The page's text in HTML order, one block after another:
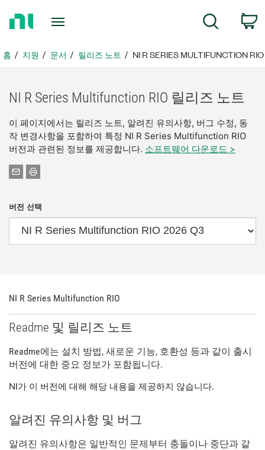
지
홈 지원 문서 릴리즈 노트 NI R SERIES MULTIFUNCTION RIO
NI R Series Multifunction RIO 릴리즈 노트
이 페이지에서는 릴리즈 노트, 알려진 유의사항, 버그 수정, 동
작 변경사항을 포함하여 특정 NI R Series Multifunction RIO
버전과 관련된 정보를 제공합니다. 소프트웨어 다운로드 >
버전 선택
NI R Series Multifunction RIO
Readme 및 릴리즈 노트
Readme에는 설치 방법, 새로운 기능, 호환성 등과 같이 출시
버전에 대한 중요 정보가 포함됩니다.
NI가 이 버전에 대해 해당 내용을 제공하지 않습니다.
알려진 유의사항 및 버그
알려진 유의사항은 일반적인 문제부터 충돌이나 중단과 같